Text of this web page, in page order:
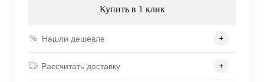
Купить в 1 клик
Нашли дешевле
Рассчитать доставку